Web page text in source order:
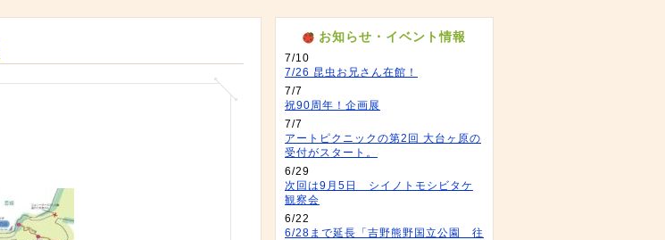
お知らせ・イベント情報
7/10
7/26 昆虫お兄さん在館！
7/7
祝90周年！企画展
7/7
アートピクニックの第2回 大台ヶ原の
受付がスタート。
6/29
次回は9月5日 シイノトモシビタケ
観察会
6/22
6/28まで延長「吉野熊野国立公園 往